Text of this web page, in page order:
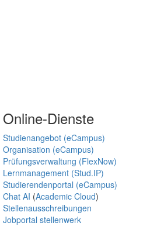
Online-Dienste
Studienangebot (eCampus)
Organisation (eCampus)
Prüfungsverwaltung (FlexNow)
Lernmanagement (Stud.IP)
Studierendenportal (eCampus)
Chat AI (Academic Cloud)
Stellenausschreibungen
Jobportal stellenwerk